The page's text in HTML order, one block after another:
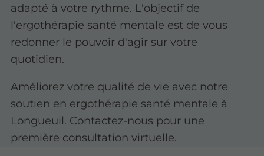
adapté à votre rythme. L'objectif de
l'ergothérapie santé mentale est de vous
redonner le pouvoir d'agir sur votre
quotidien.
Améliorez votre qualité de vie avec notre
soutien en ergothérapie santé mentale à
Longueuil. Contactez-nous pour une
première consultation virtuelle.